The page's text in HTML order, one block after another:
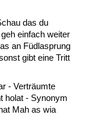
das du
einfach weiter
an Füdlasprung
gibt eine Tritt
- Verträumte
holat - Synonym
Mah as wia